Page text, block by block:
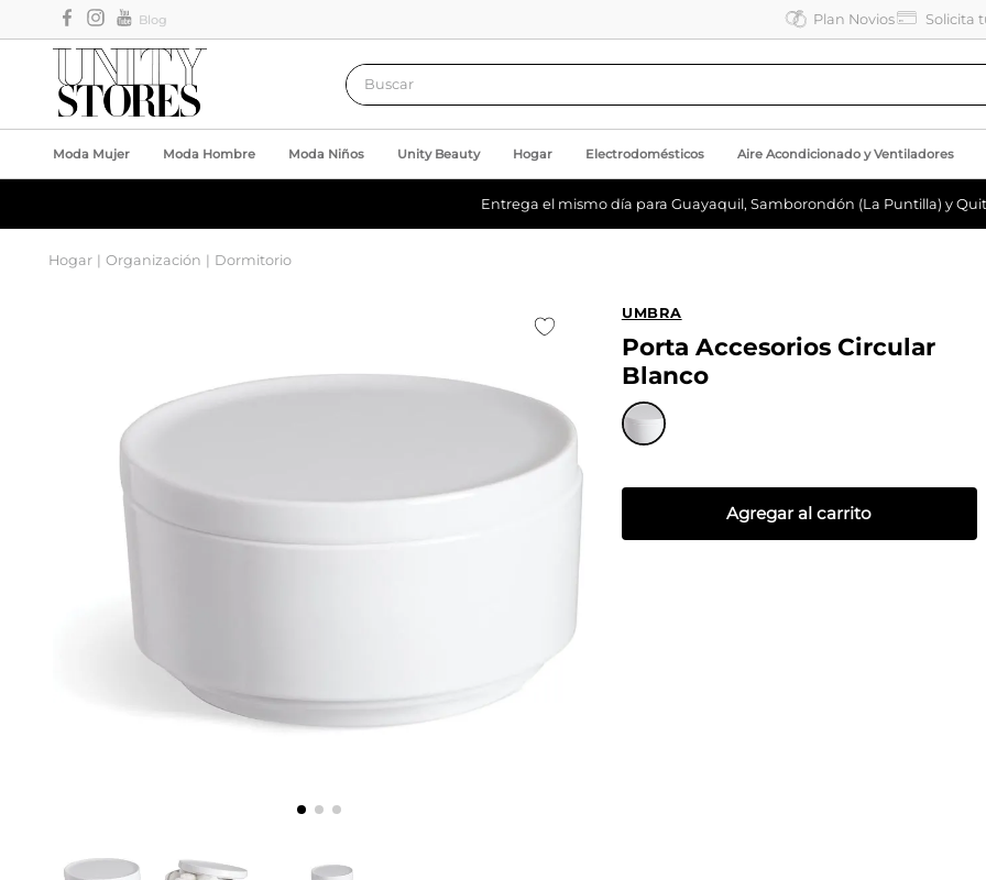
Blog Plan Novios Solicita
Buscar
Moda Mujer Moda Hombre Moda Niños Unity Beauty Hogar Electrodomésticos Aire Acondicionado y Ventiladores
Entrega el mismo día para Guayaquil, Samborondón (La Puntilla) y
Hogar Organización Dormitorio
UMBRA
Porta Accesorios Circular
Blanco
Agregar al carrito